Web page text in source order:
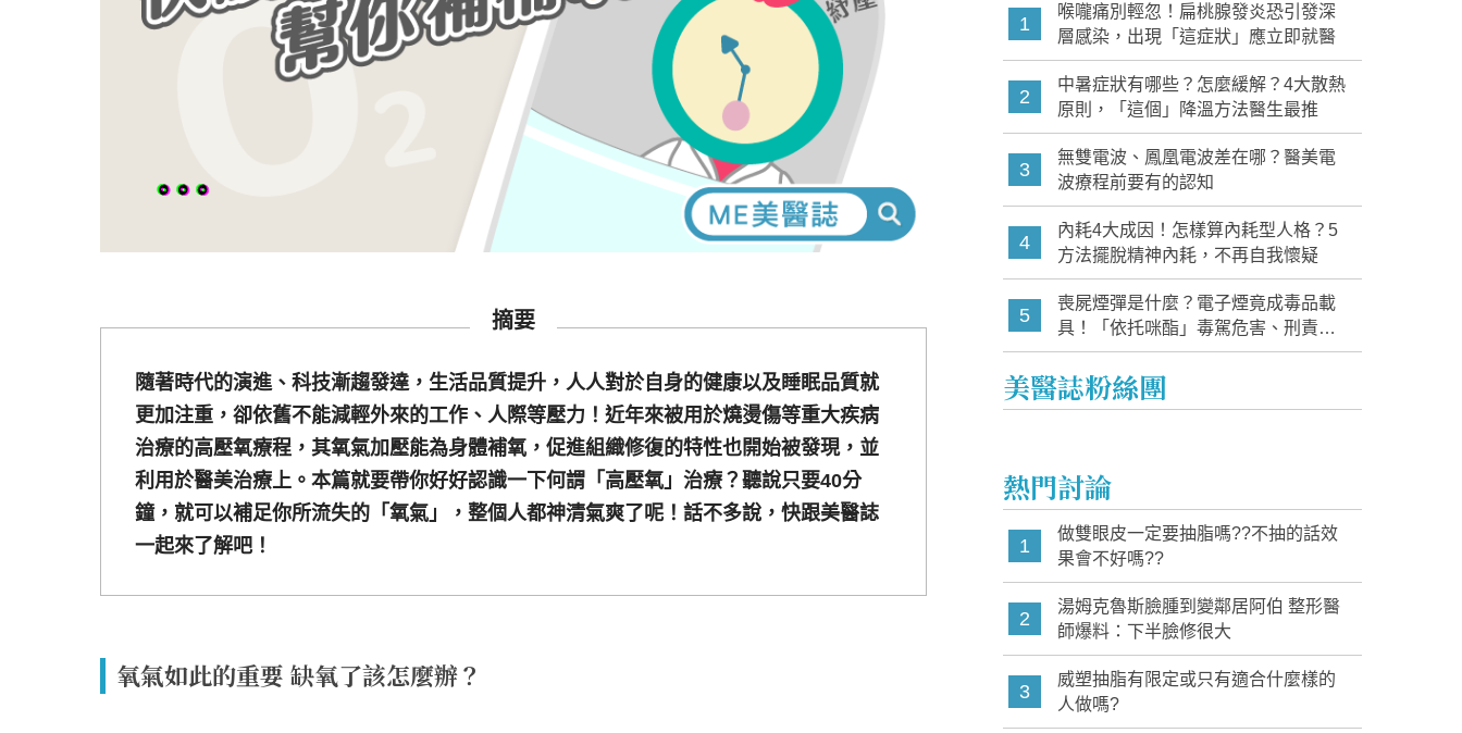
摘要
隨著時代的演進、科技漸趨發達，生活品質提升，人人對於自身的健康以及睡眠品質就
更加注重，卻依舊不能減輕外來的工作、人際等壓力！近年來被用於燒燙傷等重大疾病
治療的高壓氧療程，其氧氣加壓能為身體補氧，促進組織修復的特性也開始被發現，並
利用於醫美治療上。本篇就要帶你好好認識一下何謂「高壓氧」治療？聽說只要40分
鐘，就可以補足你所流失的「氧氣」，整個人都神清氣爽了呢！話不多說，快跟美醫誌
一起來了解吧！
氧氣如此的重要 缺氧了該怎麼辦？
1
喉嚨痛別輕忽！扁桃腺發炎恐引發深
層感染，出現「這症狀」應立即就醫
2
中暑症狀有哪些？怎麼緩解？4大散熱
原則，「這個」降溫方法醫生最推
3
無雙電波、鳳凰電波差在哪？醫美電
波療程前要有的認知
4
內耗4大成因！怎樣算內耗型人格？5
方法擺脫精神內耗，不再自我懷疑
5
喪屍煙彈是什麼？電子煙竟成毒品載
具！「依托咪酯」毒駕危害、刑責與
家長必知警訊
美醫誌粉絲團
熱門討論
1
做雙眼皮一定要抽脂嗎??不抽的話效
果會不好嗎??
2
湯姆克魯斯臉腫到變鄰居阿伯 整形醫
師爆料：下半臉修很大
3
威塑抽脂有限定或只有適合什麼樣的
人做嗎?